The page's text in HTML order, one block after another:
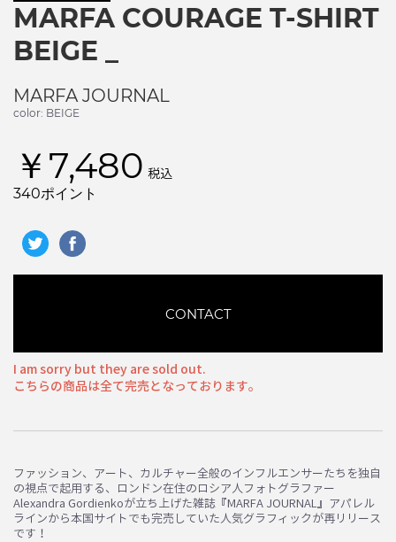
MARFA COURAGE T-SHIRT
BEIGE _
MARFA JOURNAL
color: BEIGE
￥7,480 税込
340ポイント
CONTACT
I am sorry but they are sold out.
こちらの商品は全て完売となっております。
ファッション、アート、カルチャー全般のインフルエンサーたちを独自
の視点で起用する、ロンドン在住のロシア人フォトグラファー
Alexandra Gordienkoが立ち上げた雑誌『MARFA JOURNAL』アパレル
ラインから本国サイトでも完売していた人気グラフィックが再リリース
です！